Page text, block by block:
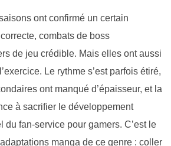
ont confirmé un certain
combats de boss
de jeu crédible. Mais elles ont aussi
Le rythme s’est parfois étiré,
ont manqué d’épaisseur, et la
à sacrifier le développement
du fan-service pour gamers. C’est le
manga de ce genre : coller